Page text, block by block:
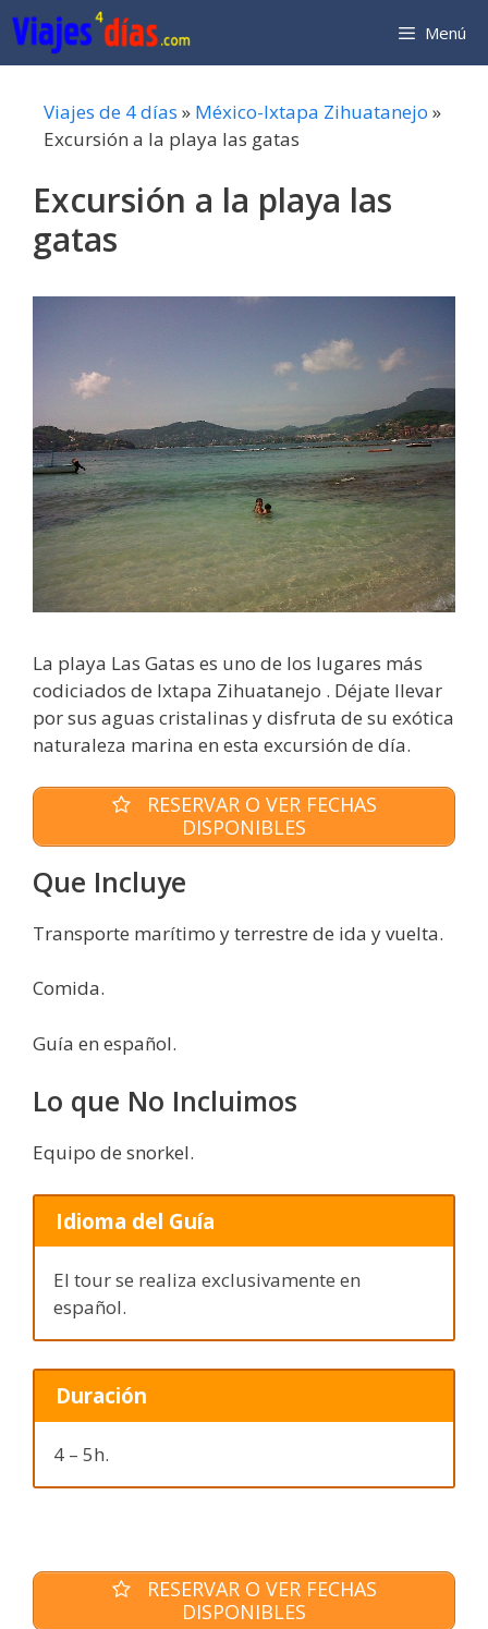
Saltar
al
contenido
Menú
Viajes de 4 días » México-Ixtapa Zihuatanejo »
Excursión a la playa las gatas
Excursión a la playa las
gatas
La playa Las Gatas es uno de los lugares más
codiciados de Ixtapa Zihuatanejo . Déjate llevar
por sus aguas cristalinas y disfruta de su exótica
naturaleza marina en esta excursión de día.
RESERVAR O VER FECHAS
DISPONIBLES
Que Incluye
Transporte marítimo y terrestre de ida y vuelta.
Comida.
Guía en español.
Lo que No Incluimos
Equipo de snorkel.
Idioma del Guía
El tour se realiza exclusivamente en
español.
Duración
4 – 5h.
RESERVAR O VER FECHAS
DISPONIBLES